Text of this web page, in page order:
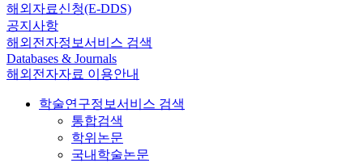
해외자료신청(E-DDS)
공지사항
해외전자정보서비스 검색
Databases & Journals
해외전자자료 이용안내
학술연구정보서비스 검색
통합검색
학위논문
국내학술논문